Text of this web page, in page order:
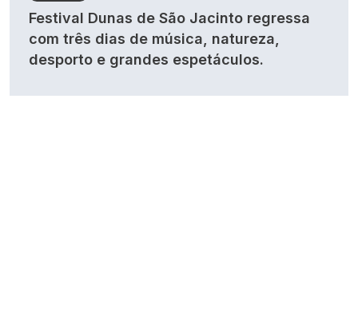
Festival Dunas de São Jacinto regressa
com três dias de música, natureza,
desporto e grandes espetáculos.